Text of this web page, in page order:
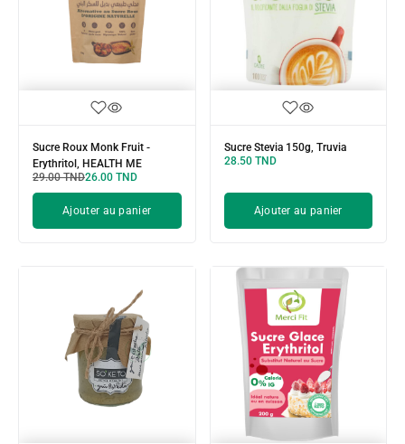
Sucre Roux Monk Fruit -
Erythritol, HEALTH ME
29.00TND26.00 TND
Ajouter au panier
Sucre Stevia 150g, Truvia
28.50 TND
Ajouter au panier